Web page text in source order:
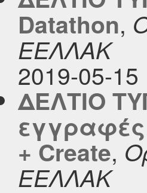
Datathon,
ΕΕΛΛΑΚ
2019-05-15
ΔΕΛΤΙΟ
εγγραφές
+ Create,
ΕΕΛΛΑΚ